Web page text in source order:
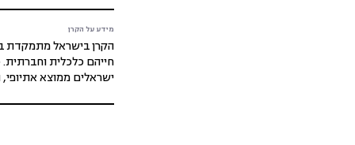
מידע על הקרן
הקרן בישראל מתמקדת
חייהם כלכלית
ישראלים ממוצא אתיופי,